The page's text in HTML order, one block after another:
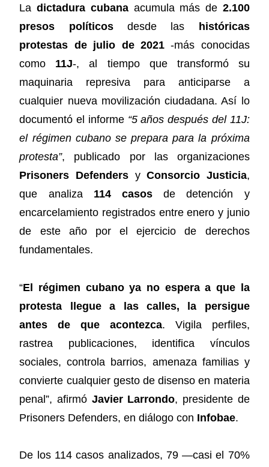
Ladictadura cubanaacumula más de 2.100
presos políticosdesde las
históricas
protestas de julio de 2021-más conocidas
como 11J-, al tiempo que transformó su
maquinaria represiva para anticiparse a
cualquier nueva movilización ciudadana. Así lo
documentó el informe “5 años después del 11J:
el régimen cubano se prepara para la próxima
protesta”, publicado por las organizaciones
Prisoners DefendersyConsorcio Justicia,
que analiza 114 casos de detención y
encarcelamiento registrados entre enero y junio
de este año por el ejercicio de derechos
fundamentales.
“El régimen cubano ya no espera a que la
protesta llegue a las calles, la persigue
antes de que acontezca. Vigila perfiles,
rastrea publicaciones, identifica vínculos
sociales, controla barrios, amenaza familias y
convierte cualquier gesto de disenso en materia
penal”, afirmó Javier Larrondo, presidente de
Prisoners Defenders, en diálogo con Infobae.
De los 114 casos analizados, 79 —casi el 70%